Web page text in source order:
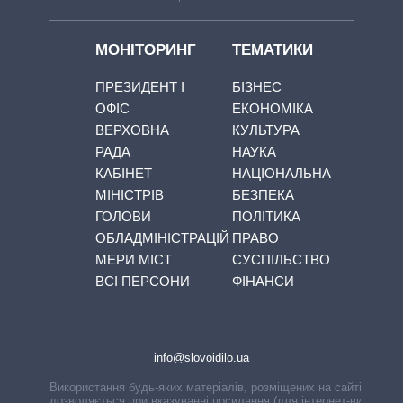
МОНІТОРИНГ
ПРЕЗИДЕНТ І
ОФІС
ВЕРХОВНА
РАДА
КАБІНЕТ
МІНІСТРІВ
ГОЛОВИ
ОБЛАДМІНІСТРАЦІЙ
МЕРИ МІСТ
ВСІ ПЕРСОНИ
ТЕМАТИКИ
БІЗНЕС
ЕКОНОМІКА
КУЛЬТУРА
НАУКА
НАЦІОНАЛЬНА
БЕЗПЕКА
ПОЛІТИКА
ПРАВО
СУСПІЛЬСТВО
ФІНАНСИ
info@slovoidilo.ua
Використання будь-яких матеріалів, розміщених на сайті,